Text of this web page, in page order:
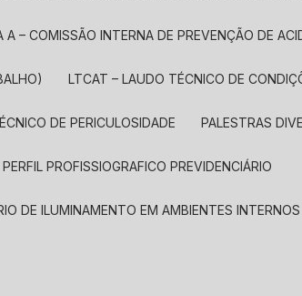
A – COMISSÃO INTERNA DE PREVENÇÃO DE
LTCAT – LAUDO TÉCNICO DE
DE PERICULOSIDADE PALESTRAS
PERFIL PROFISSIOGRAFICO PREVIDENCIÁRIO
DE ILUMINAMENTO EM AMBIENTES